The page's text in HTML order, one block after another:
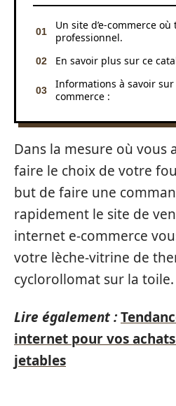
Un site d’e-commerce
professionnel.
En savoir plus sur ce
Informations à savoir
commerce :
Dans la mesure où vous
faire le choix de votre
but de faire une
rapidement le site de
internet e-commerce
votre lèche-vitrine de
cyclorollomat sur la toile.
Lire également :
internet pour vos
jetables